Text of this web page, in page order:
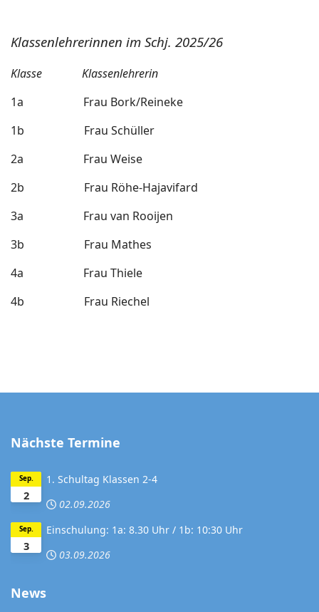
Klassenlehrerinnen im Schj. 2025/26
Klasse Klassenlehrerin
1a Frau Bork/Reineke
1b Frau Schüller
2a Frau Weise
2b Frau Röhe-Hajavifard
3a Frau van Rooijen
3b Frau Mathes
4a Frau Thiele
4b Frau Riechel
Nächste Termine
2
Sep.
1. Schultag Klassen 2-4
02.09.2026
3
Sep.
Einschulung: 1a: 8.30 Uhr / 1b: 10:30 Uhr
03.09.2026
News